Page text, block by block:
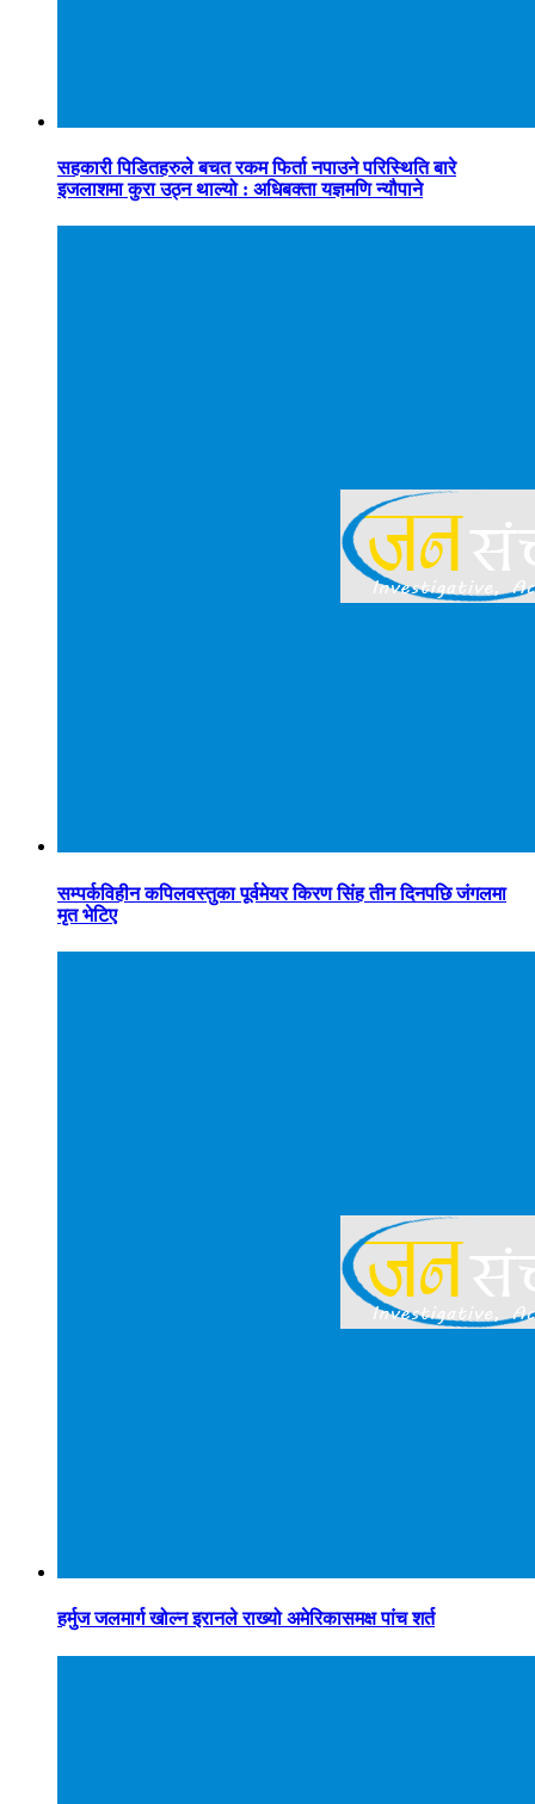
सहकारी पिडितहरुले बचत रकम फिर्ता नपाउने परिस्थिति बारे
इजलाशमा कुरा उठ्न थाल्यो : अधिबक्ता यज्ञमणि न्यौपाने
सम्पर्कविहीन कपिलवस्तुका पूर्वमेयर किरण सिंह तीन दिनपछि जंगलमा
मृत भेटिए
हर्मुज जलमार्ग खोल्न इरानले राख्यो अमेरिकासमक्ष पांच शर्त